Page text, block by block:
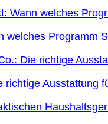
welches Programm
richtige Ausstattung